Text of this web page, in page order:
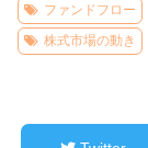
ファンドフロー
株式市場の動き